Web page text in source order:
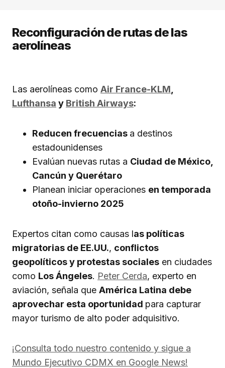
Reconfiguración de rutas de las
aerolíneas
Las aerolíneas como Air France-KLM
Lufthansa y British Airways:
Reducen frecuencias a destinos
estadounidenses
Evalúan nuevas rutas a Ciudad de México,
Cancún y Querétaro
Planean iniciar operaciones en temporada
otoño-invierno 2025
Expertos citan como causas las políticas
migratorias de EE.UU., conflictos
geopolíticos y protestas sociales en ciudades
como Los Ángeles. Peter Cerda, experto en
aviación, señala que América Latina debe
aprovechar esta oportunidad para capturar
mayor turismo de alto poder adquisitivo.
¡Consulta todo nuestro contenido y sigue a
Mundo Ejecutivo CDMX en Google News!